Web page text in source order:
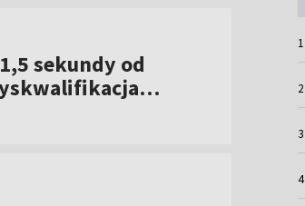
sekundy od
1
2
3
4